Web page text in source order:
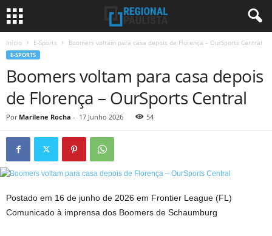
Início E-Sports Boomers voltam para casa depois de Florença – OurSports Central
E-SPORTS
Boomers voltam para casa depois
de Florença – OurSports Central
Por Marilene Rocha - 17 Junho 2026 54
Postado em 16 de junho de 2026 em Frontier League (FL)
Comunicado à imprensa dos Boomers de Schaumburg